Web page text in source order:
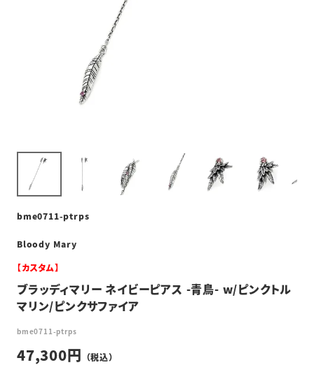
bme0711-ptrps
Bloody Mary
【カスタム】
ブラッディマリー ネイビーピアス -青鳥- w/ピンクトル
マリン/ピンクサファイア
bme0711-ptrps
47,300